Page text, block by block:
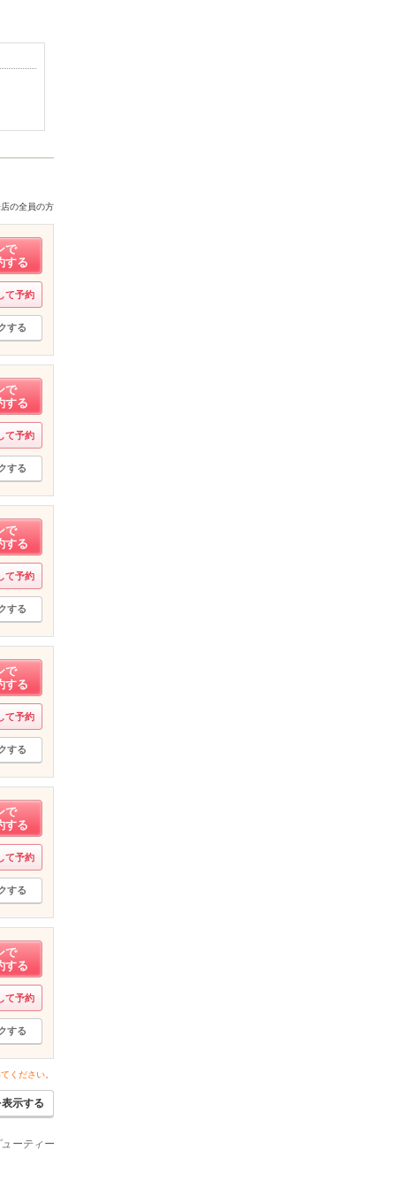
の全員の方
で
する
て予約
する
で
する
て予約
する
で
する
て予約
する
で
する
て予約
する
で
する
て予約
する
で
する
て予約
する
ください。
示する
ーティー